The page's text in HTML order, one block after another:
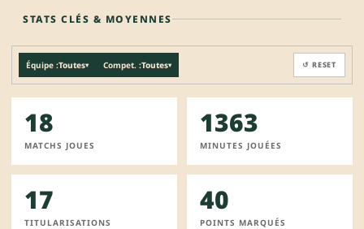
STATS CLÉS & MOYENNES
Équipe :Toutes▾ Compet. :Toutes▾ ↺ RESET
18
MATCHS JOUES
1363
MINUTES JOUÉES
17
TITULARISATIONS
40
POINTS MARQUÉS